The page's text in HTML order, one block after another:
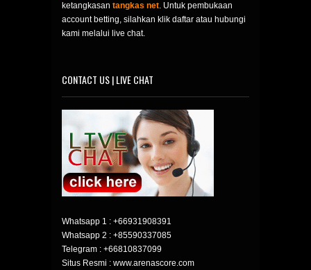
ketangkasan tangkas net. Untuk pembukaan
account betting, silahkan klik daftar atau hubungi
kami melalui live chat.
CONTACT US | LIVE CHAT
Whatsapp 1 : +66931908391
Whatsapp 2 : +85590337085
Telegram : +66810837099
Situs Resmi : www.arenascore.com